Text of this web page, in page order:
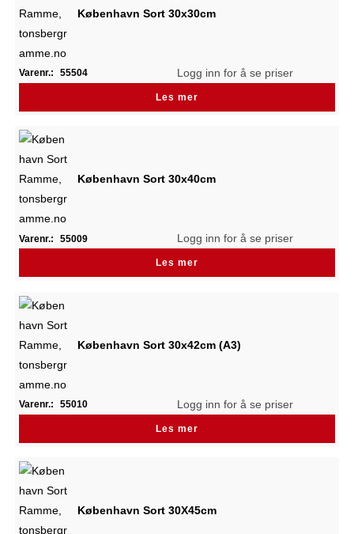
København Sort 30x30cm
Varenr.: 55504 Logg inn for å se priser
Les mer
København Sort 30x40cm
Varenr.: 55009 Logg inn for å se priser
Les mer
København Sort 30x42cm (A3)
Varenr.: 55010 Logg inn for å se priser
Les mer
København Sort 30X45cm